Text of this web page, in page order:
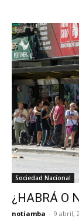
Sociedad Nacional
¿HABRÁ O
notiamba - 9 abril,